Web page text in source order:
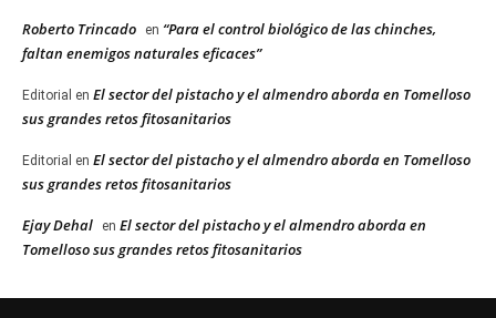
Roberto Trincado en “Para el control biológico de las chinches,
faltan enemigos naturales eficaces”
Editorial en El sector del pistacho y el almendro aborda en Tomelloso
sus grandes retos fitosanitarios
Editorial en El sector del pistacho y el almendro aborda en Tomelloso
sus grandes retos fitosanitarios
Ejay Dehal en El sector del pistacho y el almendro aborda en
Tomelloso sus grandes retos fitosanitarios